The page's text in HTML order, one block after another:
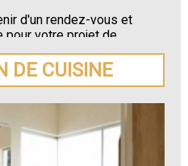
d'un rendez-vous et
pour votre projet de
près de
DE CUISINE